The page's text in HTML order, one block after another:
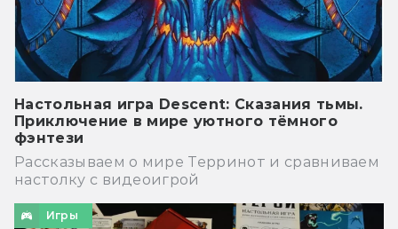
Настольная игра Descent: Сказания тьмы.
Приключение в мире уютного тёмного
фэнтези
Рассказываем о мире Терринот и сравниваем
настолку с видеоигрой
Игры